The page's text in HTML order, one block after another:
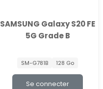
SAMSUNG Galaxy S20 FE
5G Grade B
SM-G781B 128 Go
Se connecter